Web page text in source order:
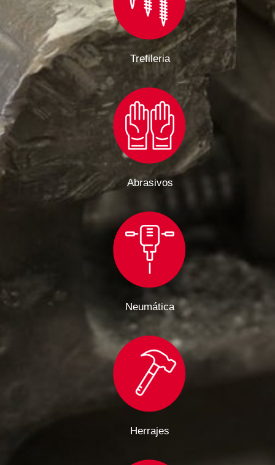
Trefileria
Abrasivos
Neumática
Herrajes